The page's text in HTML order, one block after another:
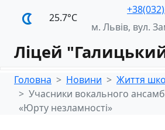
25.7°С
м. Львів, вул.
Ліцей
Головна Новини
Життя
Учасники вокального
«Юрту незламності»